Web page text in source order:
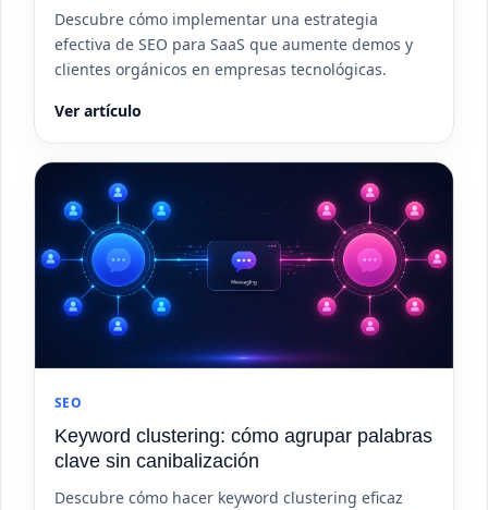
Descubre cómo implementar una estrategia
efectiva de SEO para SaaS que aumente demos y
clientes orgánicos en empresas tecnológicas.
Ver artículo
SEO
Keyword clustering: cómo agrupar palabras
clave sin canibalización
Descubre cómo hacer keyword clustering eficaz